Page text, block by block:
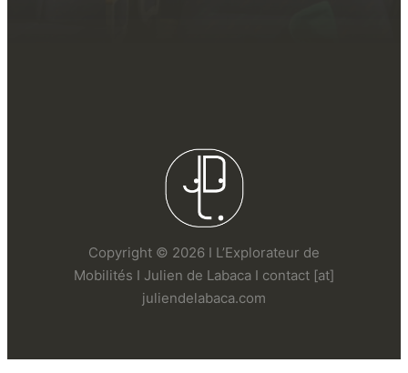
Copyright © 2026 I L’Explorateur de
Mobilités I Julien de Labaca I contact [at]
juliendelabaca.com